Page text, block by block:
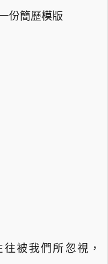
份簡歷模版
被我們所忽視，